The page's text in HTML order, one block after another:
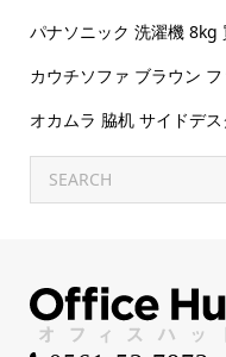
パナソニック 洗濯機 8kg
カウチソファ ブラウン
オカムラ 脇机 サイドデ